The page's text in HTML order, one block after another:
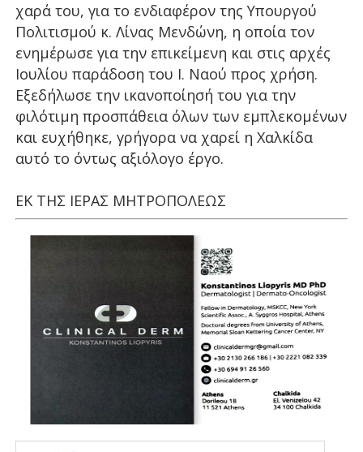
χαρά του, για το ενδιαφέρον της Υπουργού
Πολιτισμού κ. Λίνας Μενδώνη, η οποία τον
ενημέρωσε για την επικείμενη και στις αρχές
Ιουλίου παράδοση του Ι. Ναού προς χρήση.
Εξεδήλωσε την ικανοποίησή του για την
φιλότιμη προσπάθεια όλων των εμπλεκομένων
και ευχήθηκε, γρήγορα να χαρεί η Χαλκίδα
αυτό το όντως αξιόλογο έργο.
ΕΚ ΤΗΣ ΙΕΡΑΣ ΜΗΤΡΟΠΟΛΕΩΣ